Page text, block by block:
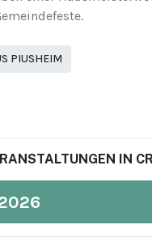
PIUSHEIM
IN